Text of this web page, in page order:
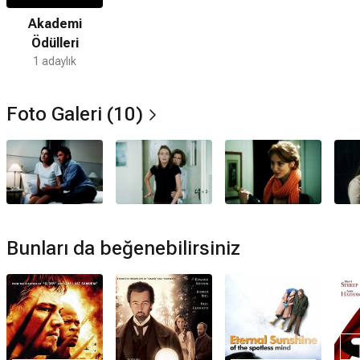
Hangi ödüllere aday oldu?
Yüreğimdeki Canavar filmi;
Uluslararası Film şeklinde adaylıklar almıştır.
Kaç Oscar kazandı?
Yüreğimdeki Canavar filmi hiç Oscar kazanamamıştır.
Yüreğimdeki Canavar filmi ödül aldı mı?
Yüreğimdeki Canavar filmi hiç ödül kazanamamıştır.
Akademi
Ödülleri
1 adaylık
Foto Galeri (10)
Bunları da beğenebilirsiniz